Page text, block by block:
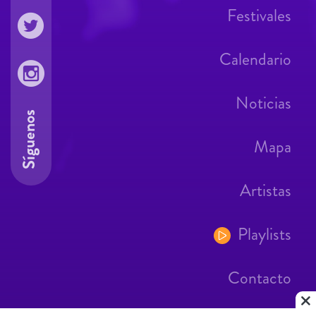
Festivales
Calendario
Noticias
Mapa
Artistas
Playlists
Contacto
Síguenos